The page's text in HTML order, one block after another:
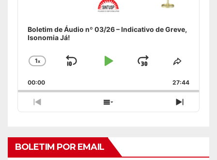
Boletim de Áudio nº 03/26 – Indicativo de Greve,
Isonomia Já!
Change
Rate
1x
Skip
Play
Jump
Forward
Share
Episode
00:00 27:44
Previous
Episode
Show
Episodes
Next
Episode
BOLETIM POR EMAIL